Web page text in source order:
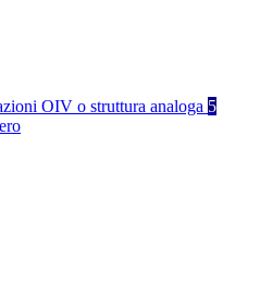
OIV o struttura analoga 5